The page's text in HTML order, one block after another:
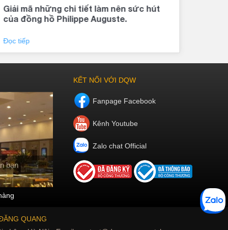
Giải mã những chi tiết làm nên sức hút
của đồng hồ Philippe Auguste.
Đọc tiếp
bạn
KẾT NỐI VỚI DQW
Fanpage Facebook
Kênh Youtube
Zalo chat Official
QUANG